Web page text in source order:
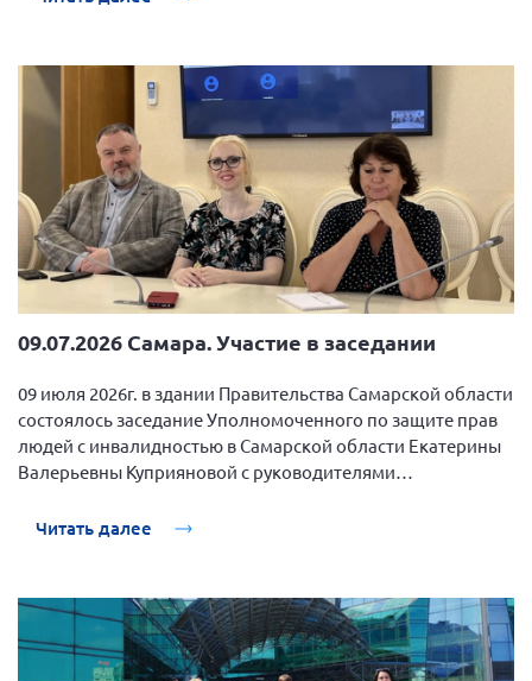
Документы съездов
Первый съезд
Второй съезд
Третий съезд
Четвертый съезд
Пятый съезд
Шестой съезд
ОФ «Фонд содействия больным рассеянным
склерозом»
Новости: Казахстан
Письма и официальные ответы
Нормативно-правовые документы
Всероссийская онлайн конференция
"Рассеянный склероз. XX лет работы
ОООИБРС" (25-29.08.2020)
09.07.2026 Самара. Участие в заседании
09 июля 2026г. в здании Правительства Самарской области
состоялось заседание Уполномоченного по защите прав
людей с инвалидностью в Самарской области Екатерины
Валерьевны Куприяновой с руководителями
Читать далее